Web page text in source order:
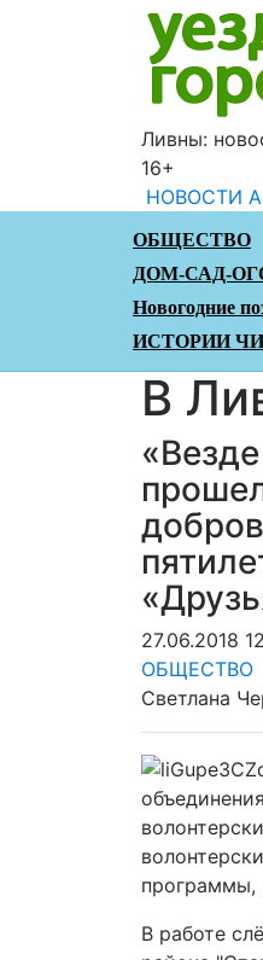
Ливны:
16+
НОВОСТИ
ОБЩЕСТВО
ДОМ-САД-
Новогодние
ИСТОРИИ
В
27.06.2018
ОБЩЕСТВО
Светлана
программы,
В работе